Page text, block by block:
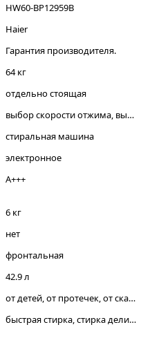
HW60-BP12959B
Haier
Гарантия производителя.
64 кг
отдельно стоящая
выбор скорости отжима, выбор температуры стирки, контроль баланса, отложенный старт, сигнал окончания стирки
стиральная машина
электронное
A+++
6 кг
нет
фронтальная
42.9 л
от детей, от протечек, от скачков питания
быстрая стирка, стирка деликатных тканей, стирка детских вещей, стирка смешанных тканей, стирка шерсти